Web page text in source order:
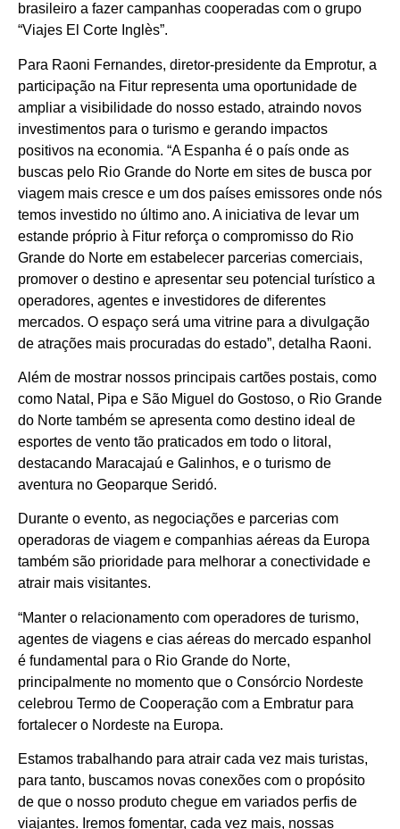
Cotidiano
Comunidade
Acontece no
brasileiro a fazer campanhas cooperadas com o grupo
“Viajes El Corte Inglès”.
Para Raoni Fernandes, diretor-presidente da Emprotur, a
participação na Fitur representa uma oportunidade de
ampliar a visibilidade do nosso estado, atraindo novos
investimentos para o turismo e gerando impactos
positivos na economia. “A Espanha é o país onde as
buscas pelo Rio Grande do Norte em sites de busca por
viagem mais cresce e um dos países emissores onde nós
temos investido no último ano. A iniciativa de levar um
estande próprio à Fitur reforça o compromisso do Rio
Grande do Norte em estabelecer parcerias comerciais,
promover o destino e apresentar seu potencial turístico a
operadores, agentes e investidores de diferentes
mercados. O espaço será uma vitrine para a divulgação
de atrações mais procuradas do estado”, detalha Raoni.
Além de mostrar nossos principais cartões postais, como
como Natal, Pipa e São Miguel do Gostoso, o Rio Grande
do Norte também se apresenta como destino ideal de
esportes de vento tão praticados em todo o litoral,
destacando Maracajaú e Galinhos, e o turismo de
aventura no Geoparque Seridó.
Durante o evento, as negociações e parcerias com
operadoras de viagem e companhias aéreas da Europa
também são prioridade para melhorar a conectividade e
atrair mais visitantes.
“Manter o relacionamento com operadores de turismo,
agentes de viagens e cias aéreas do mercado espanhol
é fundamental para o Rio Grande do Norte,
principalmente no momento que o Consórcio Nordeste
celebrou Termo de Cooperação com a Embratur para
fortalecer o Nordeste na Europa.
Estamos trabalhando para atrair cada vez mais turistas,
para tanto, buscamos novas conexões com o propósito
de que o nosso produto chegue em variados perfis de
viajantes. Iremos fomentar, cada vez mais, nossas